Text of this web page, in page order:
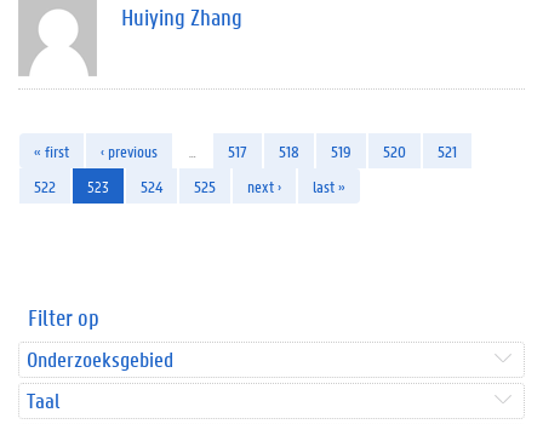
Huiying Zhang
« first ‹ previous 517 518 519 520
521
522
523 524 525 next › last »
Filter op
Onderzoeksgebied
Taal